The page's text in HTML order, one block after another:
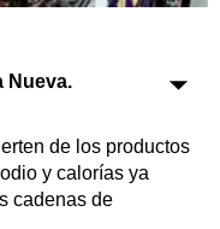
Nueva.
de los productos
y calorías ya
cadenas de